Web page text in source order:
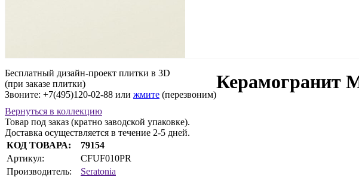
Бесплатный дизайн-проект плитки в 3D
(при заказе плитки)
Звоните: +7(495)120-02-88 или жмите (перезвоним)
Керамогранит
Вернуться в коллекцию
Товар под заказ (кратно заводской упаковке).
Доставка осуществляется в течение 2-5 дней.
КОД ТОВАРА:
79154
Артикул:
CFUF010PR
Производитель:
Seratonia